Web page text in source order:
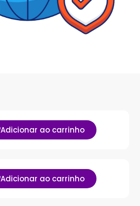
Adicionar ao carrinho
Adicionar ao carrinho